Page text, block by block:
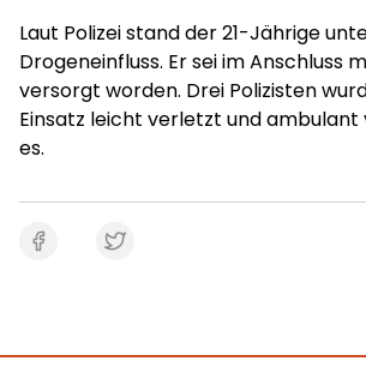
Laut Polizei stand der 21-Jährige
Drogeneinfluss. Er sei im Anschluss
versorgt worden. Drei Polizisten
Einsatz leicht verletzt und
es.